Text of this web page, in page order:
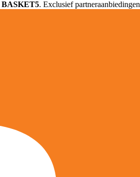
BASKET5. Exclusief partneraanbiedingen